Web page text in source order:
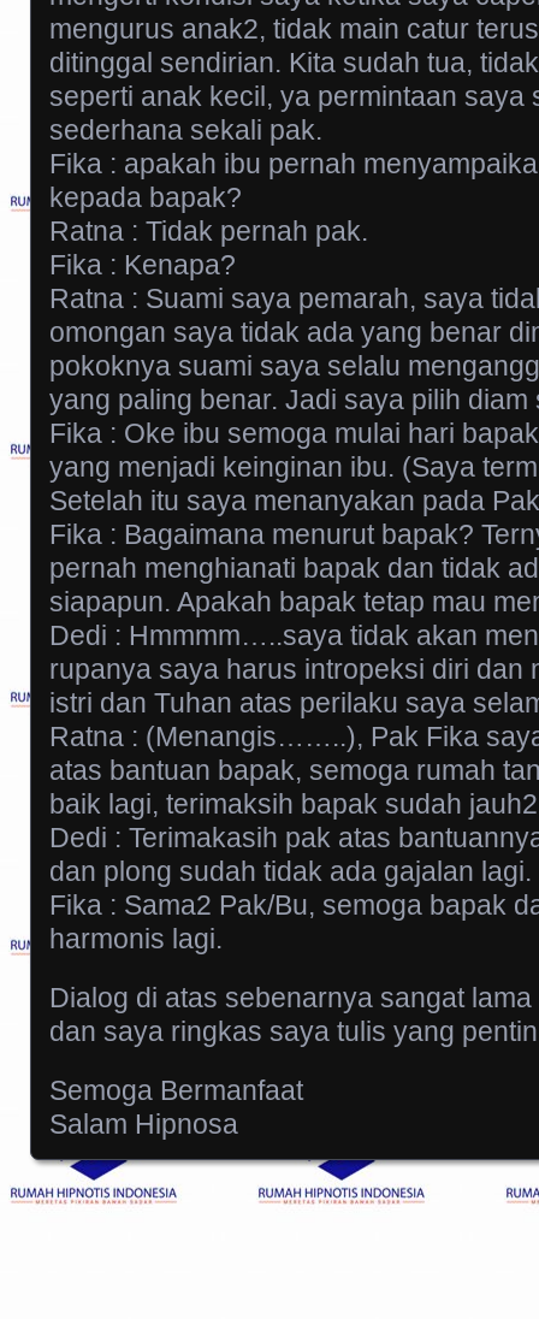
mengurus anak2, tidak main catur
ditinggal sendirian. Kita sudah tua,
seperti anak kecil, ya permintaan saya
sederhana sekali pak.
Fika : apakah ibu pernah
kepada bapak?
Ratna : Tidak pernah pak.
Fika : Kenapa?
Ratna : Suami saya pemarah, saya
omongan saya tidak ada yang benar
pokoknya suami saya selalu
yang paling benar. Jadi saya pilih diam
Fika : Oke ibu semoga mulai hari
yang menjadi keinginan ibu. (Saya
Setelah itu saya menanyakan pada
Fika : Bagaimana menurut bapak?
pernah menghianati bapak dan tidak
siapapun. Apakah bapak tetap mau
Dedi : Hmmmm…..saya tidak akan
rupanya saya harus intropeksi diri dan
istri dan Tuhan atas perilaku saya
Ratna : (Menangis……..), Pak Fika
atas bantuan bapak, semoga rumah
baik lagi, terimaksih bapak sudah
Dedi : Terimakasih pak atas
dan plong sudah tidak ada gajalan lagi.
Fika : Sama2 Pak/Bu, semoga bapak
harmonis lagi.
Dialog di atas sebenarnya sangat
dan saya ringkas saya tulis yang
Semoga Bermanfaat
Salam Hipnosa